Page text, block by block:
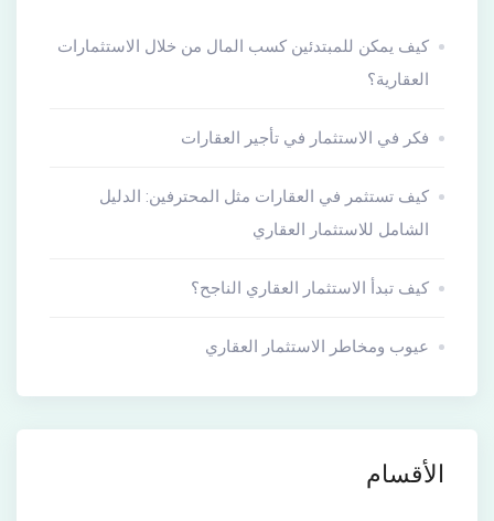
كيف يمكن للمبتدئين كسب المال من خلال الاستثمارات
العقارية؟
فكر في الاستثمار في تأجير العقارات
كيف تستثمر في العقارات مثل المحترفين: الدليل
الشامل للاستثمار العقاري
كيف تبدأ الاستثمار العقاري الناجح؟
عيوب ومخاطر الاستثمار العقاري
الأقسام